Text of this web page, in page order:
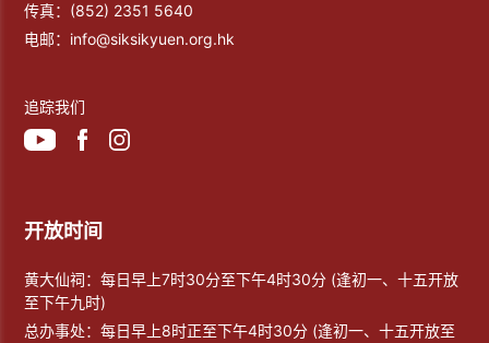
传真： (852) 2351 5640
电邮： info@siksikyuen.org.hk
追踪我们
开放时间
黄大仙祠：每日早上7时30分至下午4时30分 (逢初一、十五开放
至下午九时)
总办事处：每日早上8时正至下午4时30分 (逢初一、十五开放至